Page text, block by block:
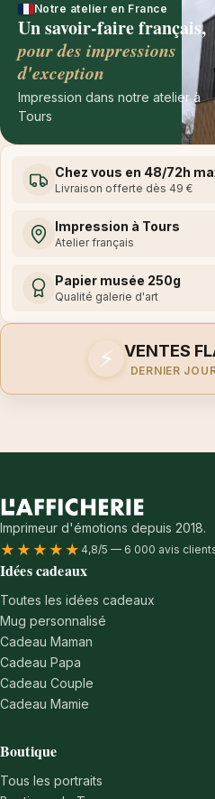
Notre atelier en France
Un savoir-faire français,
pour des impressions
d'exception
Impression dans notre atelier à
Tours
Chez vous en 48/72h
Livraison offerte dès 49 €
Impression à Tours
Atelier français
Papier musée 250g
Qualité galerie d'art
⚡ VENTES
DERNIER
Imprimeur d'émotions depuis 2018.
★★★★★ 4,8/5 — 6 000 avis
Idées cadeaux
Toutes les idées cadeaux
Mug personnalisé
Cadeau Maman
Cadeau Papa
Cadeau Couple
Cadeau Mamie
Boutique
Tous les portraits